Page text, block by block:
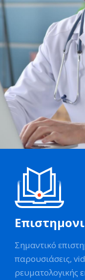
Σημαντικό
παρουσιάσεις,
ρευματολογικής